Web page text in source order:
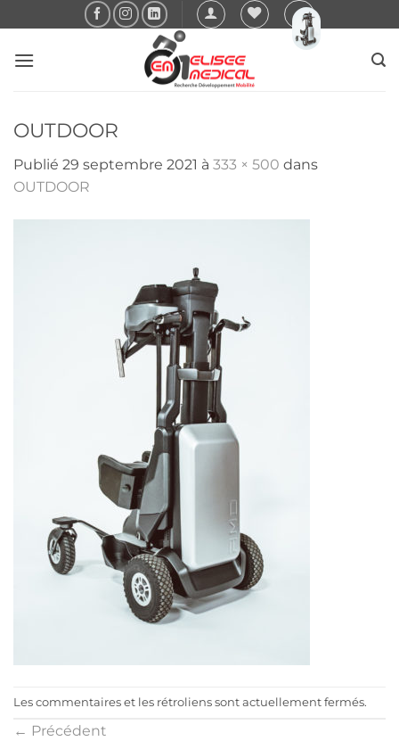
au
contenu
OUTDOOR
Publié 29 septembre 2021 à 333 × 500 dans
OUTDOOR
Les commentaires et les rétroliens sont actuellement fermés.
← Précédent